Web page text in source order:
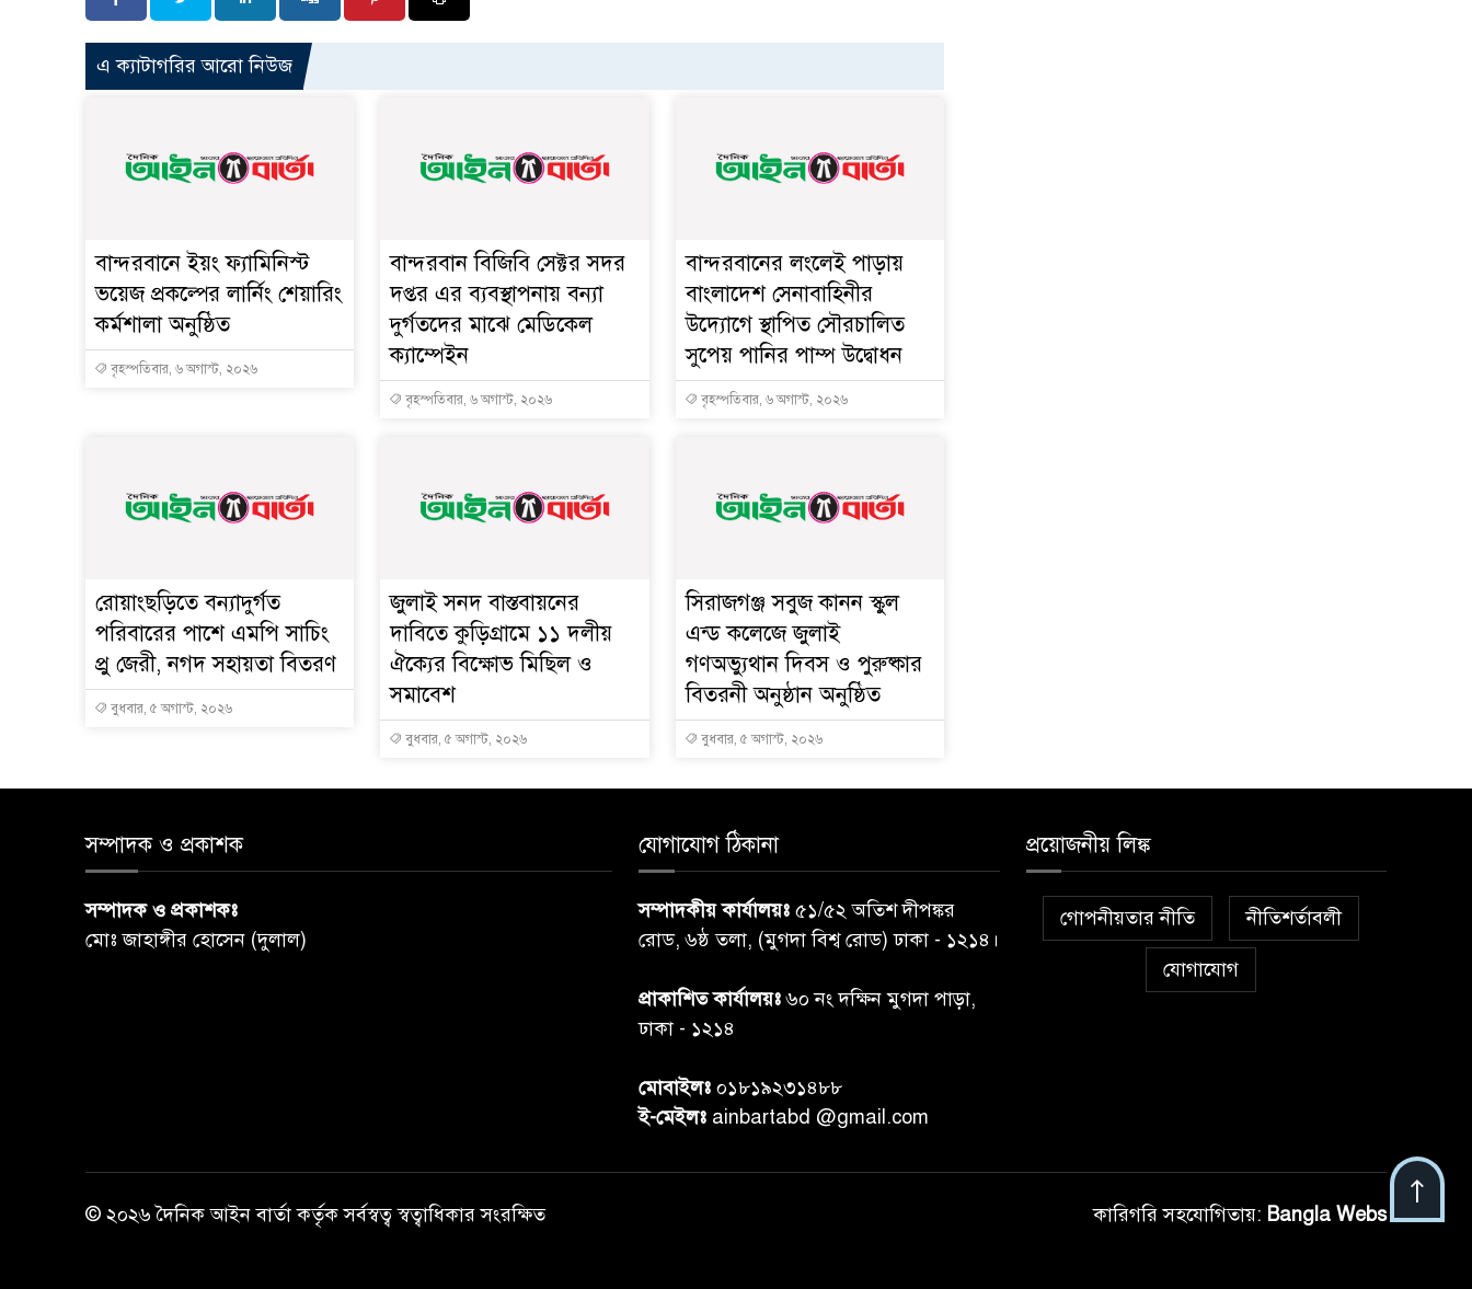
এ ক্যাটাগরির আরো নিউজ
বান্দরবানে ইয়ং ফ্যামিনিস্ট
ভয়েজ প্রকল্পের লার্নিং শেয়ারিং
কর্মশালা অনুষ্ঠিত
বৃহস্পতিবার, ৬ অগাস্ট, ২০২৬
বান্দরবান বিজিবি সেক্টর সদর
দপ্তর এর ব্যবস্থাপনায় বন্যা
দুর্গতদের মাঝে মেডিকেল
ক্যাম্পেইন
বৃহস্পতিবার, ৬ অগাস্ট, ২০২৬
বান্দরবানের লংলেই পাড়ায়
বাংলাদেশ সেনাবাহিনীর
উদ্যোগে স্থাপিত সৌরচালিত
সুপেয় পানির পাম্প উদ্বোধন
বৃহস্পতিবার, ৬ অগাস্ট, ২০২৬
রোয়াংছড়িতে বন্যাদুর্গত
পরিবারের পাশে এমপি সাচিং
প্রু জেরী, নগদ সহায়তা বিতরণ
বুধবার, ৫ অগাস্ট, ২০২৬
জুলাই সনদ বাস্তবায়নের
দাবিতে কুড়িগ্রামে ১১ দলীয়
ঐক্যের বিক্ষোভ মিছিল ও
সমাবেশ
বুধবার, ৫ অগাস্ট, ২০২৬
সিরাজগঞ্জ সবুজ কানন স্কুল
এন্ড কলেজে জুলাই
গণঅভ্যুথান দিবস ও পুরুষ্কার
বিতরনী অনুষ্ঠান অনুষ্ঠিত
বুধবার, ৫ অগাস্ট, ২০২৬
সম্পাদক ও প্রকাশক
সম্পাদক ও প্রকাশকঃ
মোঃ জাহাঙ্গীর হোসেন (দুলাল)
যোগাযোগ ঠিকানা
সম্পাদকীয় কার্যালয়ঃ ৫১/৫২ অতিশ দীপঙ্কর
রোড, ৬ষ্ঠ তলা, (মুগদা বিশ্ব রোড) ঢাকা - ১২১৪।
প্রাকাশিত কার্যালয়ঃ৬০ নং দক্ষিন মুগদা পাড়া,
ঢাকা - ১২১৪
মোবাইলঃ ০১৮১৯২৩১৪৮৮
ই-মেইলঃ ainbartabd @gmail.com
প্রয়োজনীয় লিঙ্ক
গোপনীয়তার নীতি নীতিশর্তাবলী
যোগাযোগ
© ২০২৬ দৈনিক আইন বার্তা কর্তৃক সর্বস্বত্ব স্বত্বাধিকার সংরক্ষিত কারিগরি সহযোগিতায়: Bangla Webs